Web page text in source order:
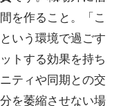
を作ること。「こ
いう環境で過ごす
トする効果を持ち
ティや同期との交
分を萎縮させない場